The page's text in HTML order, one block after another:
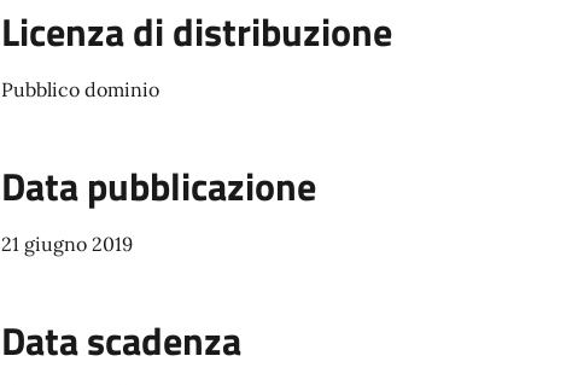
Licenza di distribuzione
Pubblico dominio
Data pubblicazione
21 giugno 2019
Data scadenza